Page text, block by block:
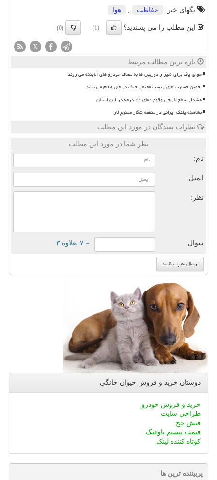
تگهای خبر:
حفاظت هوا
این مطلب را می پسندید؟ (1)
(0)
X
تازه ترین مطالب مرتبط
هوای پاک برای شیراز دوربین ها به مصاف خودرو های آلاینده می روند
تخمین خسارت های زیست محیطی جنگ در حال انجام می باشد
هشدار سطح نارنجی وقوع دمای ۴۹ درجه در این استان
مشاهده پلنگ ایرانی در منطقه شکار ممنوع لار
نظرات بینندگان در مورد این مطلب
نظر شما در مورد این مطلب
نام:
ایمیل:
نظر:
سوال: = ۷ بعلاوه ۳
دوستان خرید و فروش حیوان خانگی
خرید و فروش خودرو
طراحی سایت
فیش حج
قیمت بیسیم باوفنگ
کوتاه کننده لینک
پربیننده ترین ها